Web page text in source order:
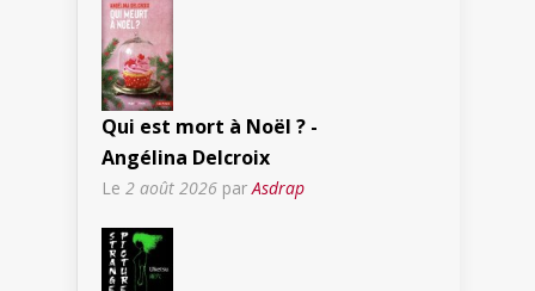
Qui est mort à Noël ? -
Angélina Delcroix
Le 2 août 2026 parAsdrap